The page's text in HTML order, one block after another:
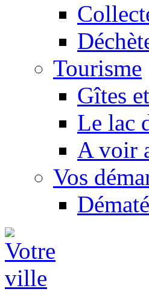
Tourisme
Gîtes
Le lac
A voir
Vos